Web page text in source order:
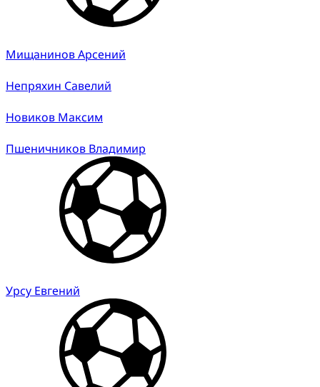
Мищанинов Арсений
Непряхин Савелий
Новиков Максим
Пшеничников Владимир
Урсу Евгений